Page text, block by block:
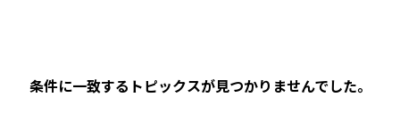
条件に一致するトピックスが見つかりませんでした。